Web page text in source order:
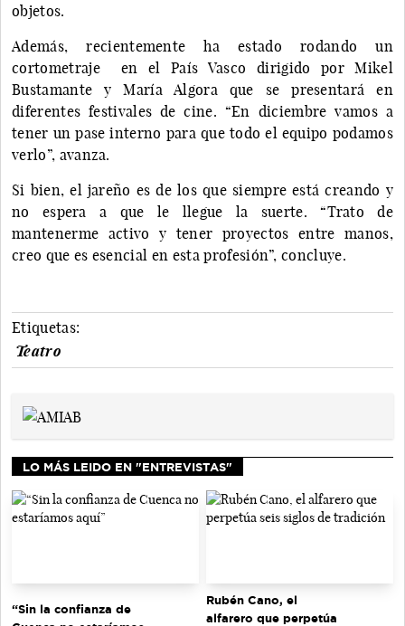
objetos.
Además, recientemente ha estado rodando un
cortometraje en el País Vasco dirigido por Mikel
Bustamante y María Algora que se presentará en
diferentes festivales de cine. “En diciembre vamos a
tener un pase interno para que todo el equipo podamos
verlo”, avanza.
Si bien, el jareño es de los que siempre está creando y
no espera a que le llegue la suerte. “Trato de
mantenerme activo y tener proyectos entre manos,
creo que es esencial en esta profesión”, concluye.
Etiquetas:
Teatro
LO MÁS LEIDO EN "ENTREVISTAS"
“Sin la confianza de
Rubén Cano, el
alfarero que perpetúa